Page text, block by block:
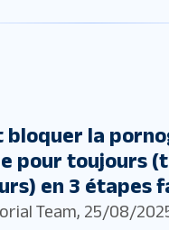
bloquer la
pour toujours
en 3 étapes
Team, 25/08/